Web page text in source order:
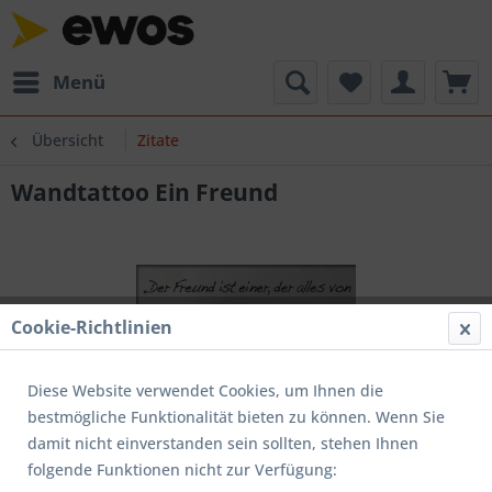
Menü
Übersicht Zitate
Wandtattoo Ein Freund
Cookie-Richtlinien
Diese Website verwendet Cookies, um Ihnen die
bestmögliche Funktionalität bieten zu können. Wenn Sie
damit nicht einverstanden sein sollten, stehen Ihnen
folgende Funktionen nicht zur Verfügung: